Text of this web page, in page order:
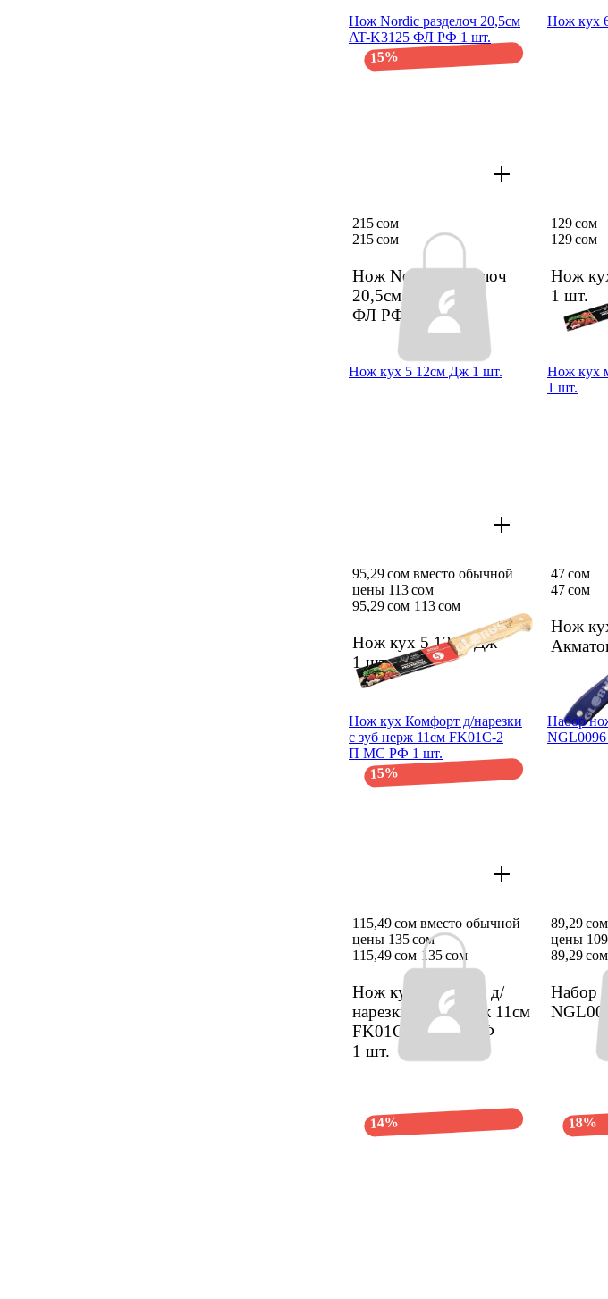
15%
Нож Nordic разде­лоч 20,5см
AT-K3125 ФЛ РФ 1 шт.
Нож Nordic разде­лоч
20,5см AT-K3125
ФЛ РФ
1 шт.
215 сом
215 сом
Нож кух
Нож
1 шт.
129 сом
129 сом
Нож кух 5 12см Дж 1 шт.
Нож кух 5 12см Дж
1 шт.
95,29 сом вместо обычной
цены 113 сом
95,29 сом 113 сом
15%
Нож кух
1 шт.
Нож
47 сом
47 сом
Нож кух Комфорт д/нарез­ки
с зуб нерж 11см FK01C-2
П МС РФ 1 шт.
Нож кух Комфорт д/
нарез­ки с зуб нерж 11см
FK01C-2 П МС РФ
1 шт.
115,49 сом вместо обычной
цены 135 сом
115,49 сом 135 сом
14%
Набор
Набор
89,29
цены
89,29 сом
18%